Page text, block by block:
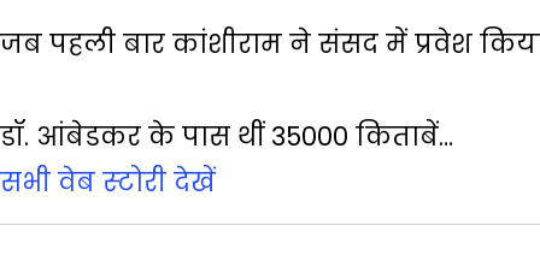
जब पहली बार कांशीराम ने संसद में प्रवेश
डॉ. आंबेडकर के पास थीं 35000 किताबें…
सभी वेब स्‍टोरी देखें